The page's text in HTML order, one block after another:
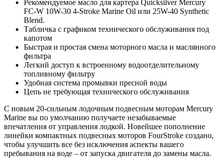
Рекомендуемое масло для картера Quicksilver Mercury
FC-W 10W-30 4-Stroke Marine Oil или 25W-40 Synthetic
Blend.
Табличка с графиком технического обслуживания под
капотом
Быстрая и простая смена моторного масла и маслянного
фильтра
Легкий доступ к встроенному водоотделительному
топливному фильтру
Удобная система промывки пресной воды
Цепь не требующая технического обслуживания
С новым 20-сильным лодочным подвесным моторам Mercury
Marine вы по умолчанию получаете незабываемые
впечатления от управления лодкой. Новейшее пополнение
линейки компактных подвесных моторов FourStroke создано,
чтобы улучшить все без исключения аспекты вашего
пребывания на воде – от запуска двигателя до замены масла.